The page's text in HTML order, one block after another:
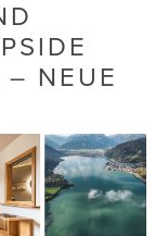
Breath
– NEUE